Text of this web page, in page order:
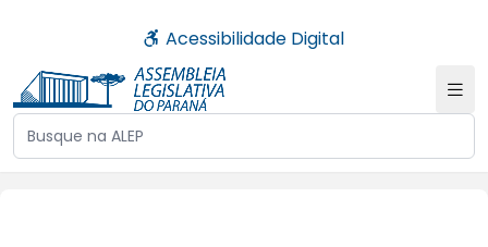
Acessibilidade Digital
Buscar no site da ALEP